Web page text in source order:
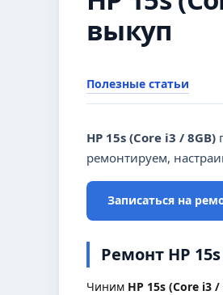
выкуп
Полезные статьи
HP 15s (Core i3 / 8GB)
ремонтируем,
Записаться на
Ремонт HP
Чиним HP 15s (Core i3 /